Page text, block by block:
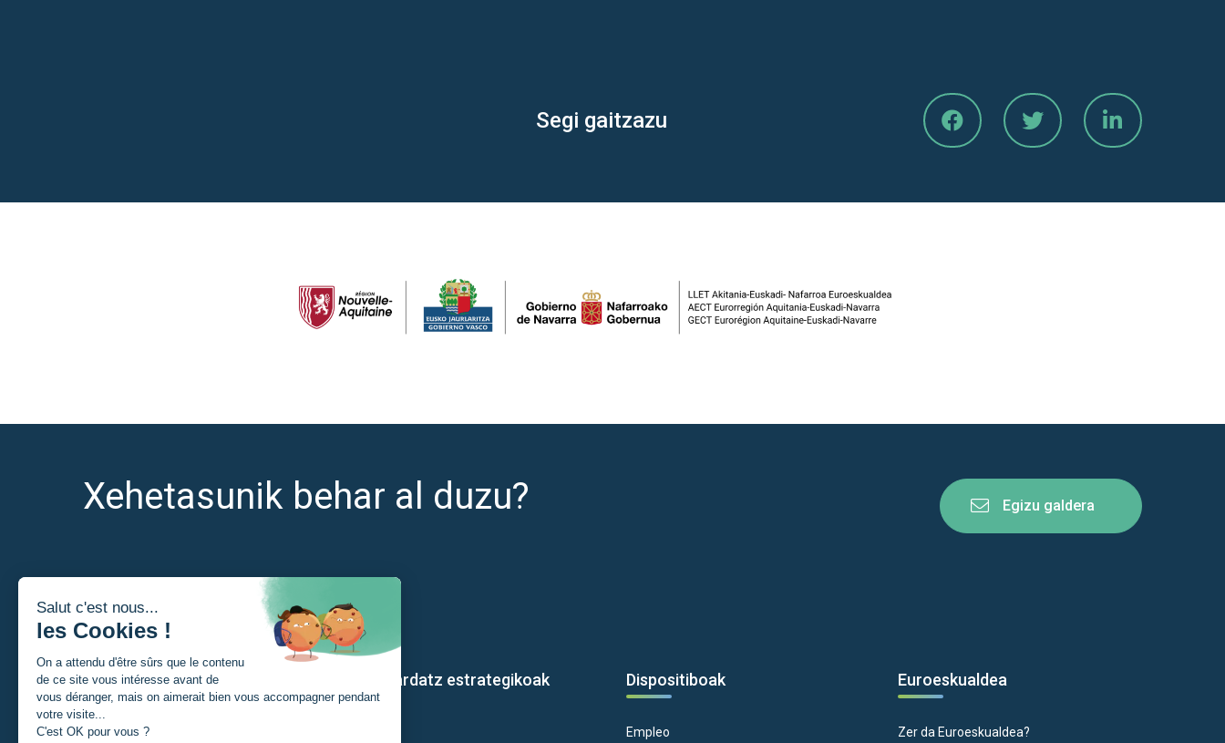
Segi gaitzazu
Xehetasunik behar al duzu? Egizu galdera
Nor naiz?
Ikaslea
Gure ardatz estrategikoak Dispositiboak
Empleo
Euroeskualdea
Zer da Euroeskualdea?